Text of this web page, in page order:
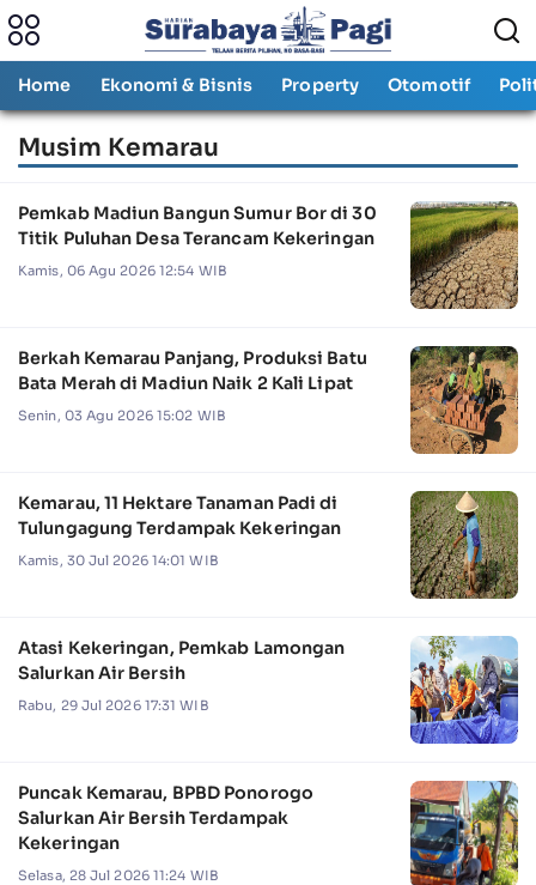
Home Ekonomi & Bisnis Property Otomotif
Musim Kemarau
Pemkab Madiun Bangun Sumur Bor di 30
Titik Puluhan Desa Terancam Kekeringan
Kamis, 06 Agu 2026 12:54 WIB
Berkah Kemarau Panjang, Produksi Batu
Bata Merah di Madiun Naik 2 Kali Lipat
Senin, 03 Agu 2026 15:02 WIB
Kemarau, 11 Hektare Tanaman Padi di
Tulungagung Terdampak Kekeringan
Kamis, 30 Jul 2026 14:01 WIB
Atasi Kekeringan, Pemkab Lamongan
Salurkan Air Bersih
Rabu, 29 Jul 2026 17:31 WIB
Puncak Kemarau, BPBD Ponorogo
Salurkan Air Bersih Terdampak
Kekeringan
Selasa, 28 Jul 2026 11:24 WIB